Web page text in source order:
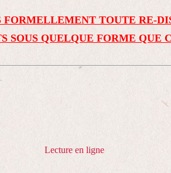
FORMELLEMENT TOUTE RE-
SOUS QUELQUE FORME QUE
Lecture en ligne